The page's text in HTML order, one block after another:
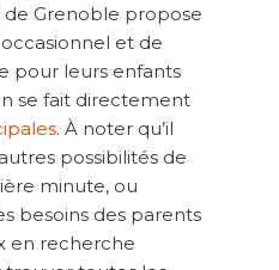
de Grenoble propose
et de
pour leurs enfants
se fait directement
. À noter qu’il
possibilités de
minute, ou
besoins des parents
en recherche